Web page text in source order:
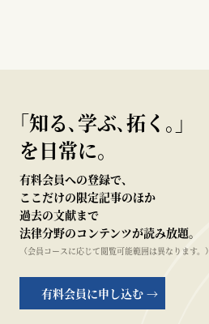
｢知る､学ぶ､拓く｡｣
を日常に。
有料会員への登録で、
ここだけの限定記事のほか
過去の文献まで
法律分野のコンテンツが読み放題。
（会員コースに応じて閲覧可能範囲は異なります。）
有料会員に申し込む →